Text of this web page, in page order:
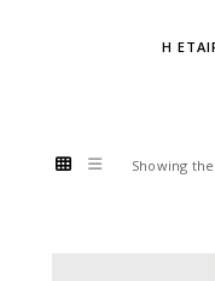
Η
Showing